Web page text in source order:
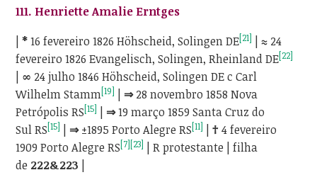
111. Henriette Amalie Erntges
|*16 fevereiro 1826 Höhscheid, Solingen DE[21] |≈ 24
fevereiro 1826 Evangelisch, Solingen, Rheinland DE[22]
∞ 24 julho 1846 Höhscheid, Solingen DE c Carl
Wilhelm Stamm[19] ⇒28 novembro 1858 Nova
Petrópolis RS[15] ⇒19 março 1859 Santa Cruz do
Sul RS[15] ⇒±1895 Porto Alegre RS[11] |† 4 fevereiro
1909 Porto Alegre RS[7][23]
| R protestante | filha
de 222&223